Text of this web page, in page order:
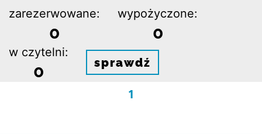
zarezerwowane:
0
wypożyczone:
0
w czytelni:
0 sprawdź
1